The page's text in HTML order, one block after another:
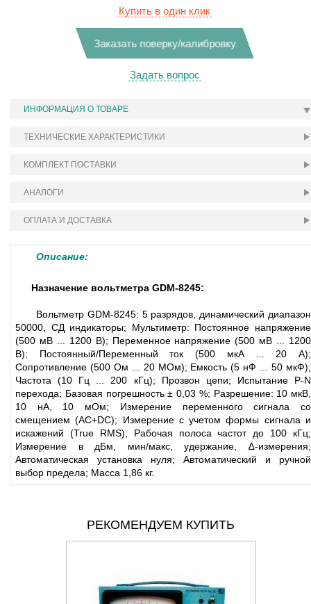
Купить в один клик
Заказать поверку/калибровку
Задать вопрос
ИНФОРМАЦИЯ О ТОВАРЕ
ТЕХНИЧЕСКИЕ ХАРАКТЕРИСТИКИ
КОМПЛЕКТ ПОСТАВКИ
АНАЛОГИ
ОПЛАТА И ДОСТАВКА
Описание:
Назначение вольтметра GDM-8245:
Вольтметр GDM-8245: 5 разрядов , динамический диапазон
50000, СД индикаторы; Мультиметр: Постоянное напряжение
(500 мВ ... 1200 В); Переменное напряжение (500 мВ ... 1200
В); Постоянный/Переменный ток (500 мкА ... 20 А);
Сопротивление (500 Ом ... 20 МОм); Емкость (5 нФ ... 50 мкФ);
Частота (10 Гц ... 200 кГц); Прозвон цепи; Испытание P-N
перехода; Базовая погрешность ± 0,03 %; Разрешение: 10 мкВ,
10 нА, 10 мОм; Измерение переменного сигнала со
смещением (AC+DC); Измерение с учетом формы сигнала и
искажений (True RMS); Рабочая полоса частот до 100 кГц;
Измерение в дБм, мин/макс, удержание, ∆-измерения;
Автоматическая установка нуля; Автоматический и ручной
выбор предела; Масса 1,86 кг.
РЕКОМЕНДУЕМ КУПИТЬ